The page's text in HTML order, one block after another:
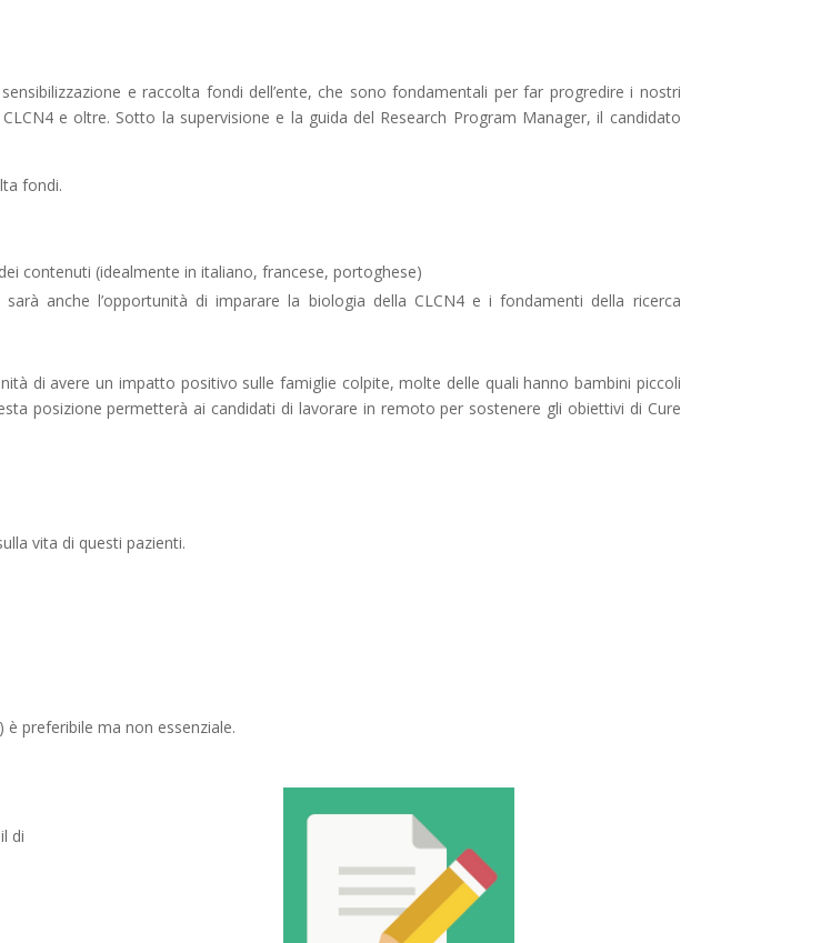
e raccolta fondi dell’ente, che sono fondamentali per far progredire i nostri
e oltre. Sotto la supervisione e la guida del Research Program Manager, il candidato
fondi.
contenuti (idealmente in italiano, francese, portoghese)
anche l’opportunità di imparare la biologia della CLCN4 e i fondamenti della ricerca
di avere un impatto positivo sulle famiglie colpite, molte delle quali hanno bambini piccoli
posizione permetterà ai candidati di lavorare in remoto per sostenere gli obiettivi di Cure
vita di questi pazienti.
è preferibile ma non essenziale.
di